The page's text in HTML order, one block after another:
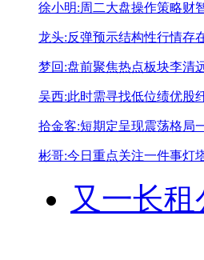
徐小明:周二大盘操作策略财
龙头:反弹预示结构性行情存
梦回:盘前聚焦热点板块李清
吴西:此时需寻找低位绩优股
拾金客:短期定呈现震荡格局
彬哥:今日重点关注一件事灯
又一长